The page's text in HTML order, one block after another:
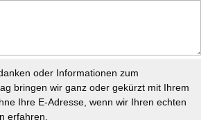
oder Informationen zum
bringen wir ganz oder gekürzt mit Ihrem
Ihre E-Adresse, wenn wir Ihren echten
erfahren.